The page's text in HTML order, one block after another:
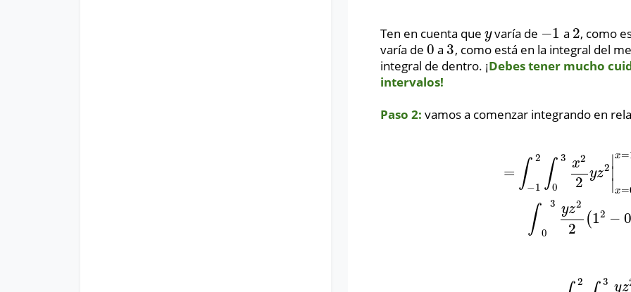
Ten en cuenta que y
yvaría de −1
−1 a 2
2, como
varía de 0
0 a 3
3, como está en la integral del
integral de dentro. ¡Debes tener mucho
intervalos!
Paso 2: vamos a comenzar integrando en
= ∫ 2
−1 ∫ 3
0
x2
2
yz2 ∣
∣
∣
x=
x=
∫ 3
0
yz2
2
(12 −
x22 yz x= x=1dzdy=
2 3 yz